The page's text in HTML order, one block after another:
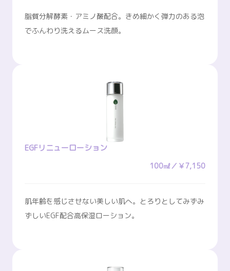
脂質分解酵素・アミノ酸配合。きめ細かく弾力のある泡
でふんわり洗えるムース洗顔。
EGFリニューローション
100㎖／￥7,150
肌年齢を感じさせない美しい肌へ。とろりとしてみずみ
ずしいEGF配合高保湿ローション。